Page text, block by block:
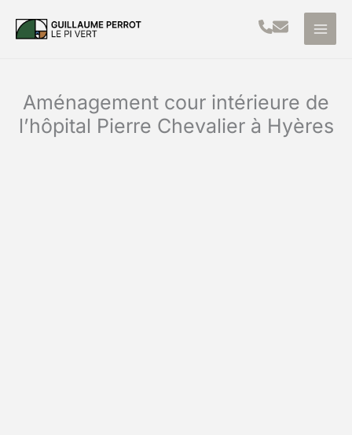
Aménagement cour intérieure de
l’hôpital Pierre Chevalier à Hyères